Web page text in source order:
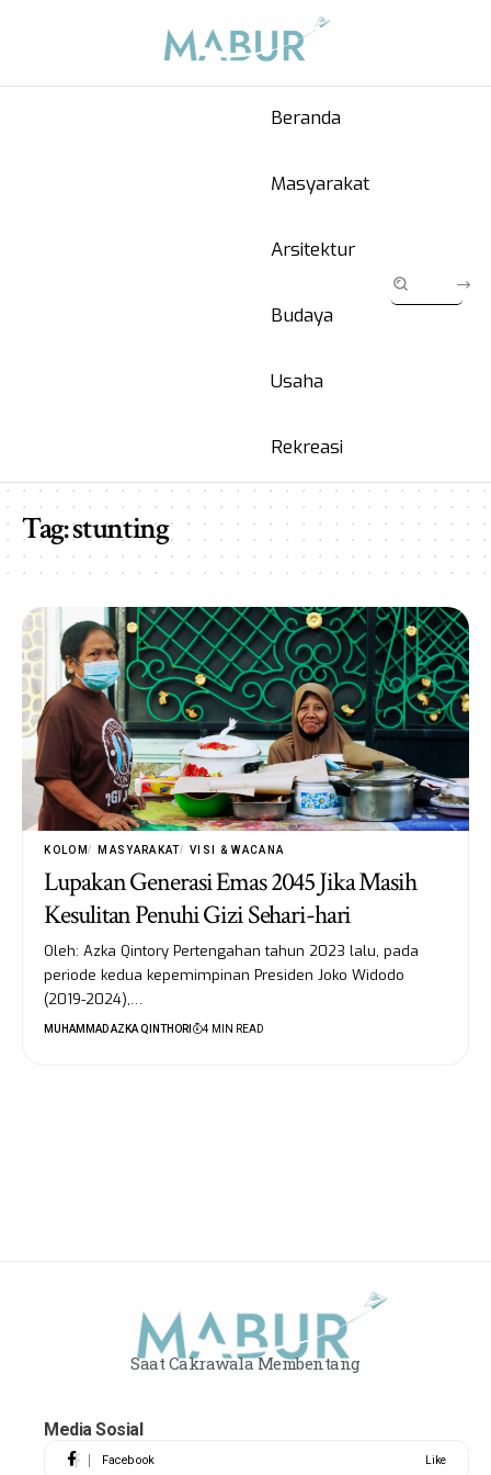
Beranda
Masyarakat
Arsitektur
Budaya
Usaha
Rekreasi
Tag:stunting
KOLOM MASYARAKAT VISI & WACANA
Lupakan Generasi Emas 2045 Jika Masih
Kesulitan Penuhi Gizi Sehari-hari
Oleh: Azka Qintory Pertengahan tahun 2023 lalu, pada
periode kedua kepemimpinan Presiden Joko Widodo
(2019-2024),…
MUHAMMAD AZKA QINTHORI 4 MIN READ
Saat Cakrawala Membentang
Media Sosial
Facebook Like